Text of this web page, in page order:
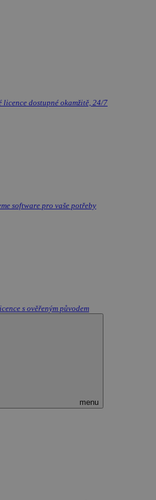
licence dostupné okamžitě, 24/7
software pro vaše potřeby
s ověřeným původem
menu